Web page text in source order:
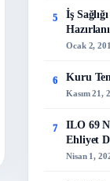
5
İş
Ocak 2,
6 Kuru
Kasım 21,
7
ILO 69
Ehliyet
Nisan 1,